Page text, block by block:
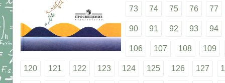
73 74 75 76 77
90 91 92 93 94
106 107 108 109
120 121 122 123 124 125 126 127